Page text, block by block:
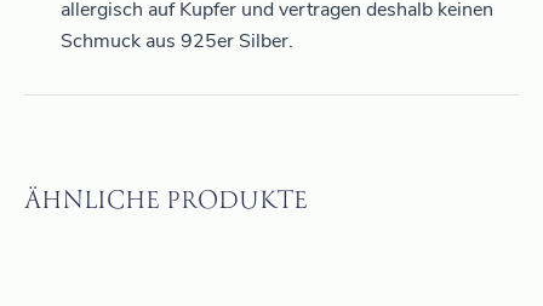
allergisch auf Kupfer und vertragen deshalb keinen
Schmuck aus 925er Silber.
ÄHNLICHE PRODUKTE